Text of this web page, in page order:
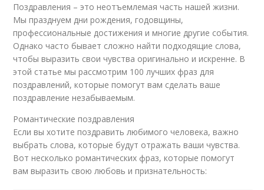
Поздравления – это неотъемлемая часть нашей жизни.
Мы празднуем дни рождения, годовщины,
профессиональные достижения и многие другие события.
Однако часто бывает сложно найти подходящие слова,
чтобы выразить свои чувства оригинально и искренне. В
этой статье мы рассмотрим 100 лучших фраз для
поздравлений, которые помогут вам сделать ваше
поздравление незабываемым.
Романтические поздравления
Если вы хотите поздравить любимого человека, важно
выбрать слова, которые будут отражать ваши чувства.
Вот несколько романтических фраз, которые помогут
вам выразить свою любовь и признательность: